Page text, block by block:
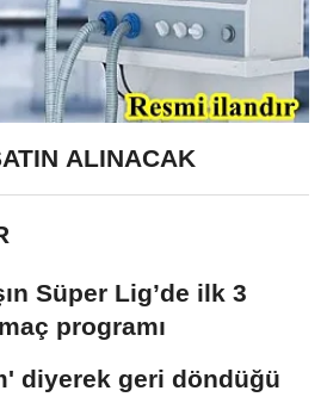
ALINACAK
Süper Lig’de ilk 3
programı
diyerek geri döndüğü